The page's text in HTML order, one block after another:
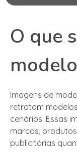
O que
Imagens de
retratam
cenários. Essas
marcas,
publicitárias